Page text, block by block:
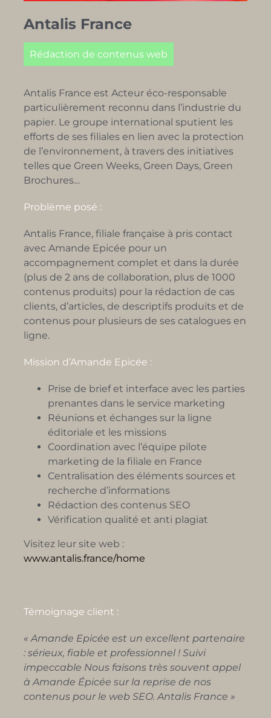
Antalis France
Rédaction de contenus web
Antalis France est Acteur éco-responsable
particulièrement reconnu dans l’industrie du
papier. Le groupe international sputient les
efforts de ses filiales en lien avec la protection
de l’environnement, à travers des initiatives
telles que Green Weeks, Green Days, Green
Brochures…
Problème posé :
Antalis France, filiale française à pris contact
avec Amande Epicée pour un
accompagnement complet et dans la durée
(plus de 2 ans de collaboration, plus de 1000
contenus produits) pour la rédaction de cas
clients, d’articles, de descriptifs produits et de
contenus pour plusieurs de ses catalogues en
ligne.
Mission d’Amande Epicée :
Prise de brief et interface avec les parties
prenantes dans le service marketing
Réunions et échanges sur la ligne
éditoriale et les missions
Coordination avec l’équipe pilote
marketing de la filiale en France
Centralisation des éléments sources et
recherche d’informations
Rédaction des contenus SEO
Vérification qualité et anti plagiat
Visitez leur site web :
www.antalis.france/home
Témoignage client :
« Amande Epicée est un excellent partenaire
: sérieux, fiable et professionnel ! Suivi
impeccable Nous faisons très souvent appel
à Amande Épicée sur la reprise de nos
contenus pour le web SEO. Antalis France »